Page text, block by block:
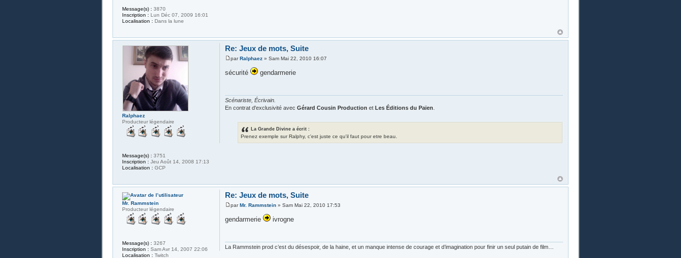
Message(s) : 3870
Inscription : Lun Déc 07, 2009 16:01
Localisation : Dans la lune
Re: Jeux de mots, Suite
parRalphaez» Sam Mai 22, 2010 16:07
sécurité gendarmerie
Scénariste, Écrivain.
En contrat d'exclusivité avec Gérard Cousin Production et Les Éditions du Païen
La Grande Divine a écrit :
Prenez exemple sur Ralphy, c'est juste ce qu'il faut pour etre beau.
Ralphaez
Producteur légendaire
Message(s) : 3751
Inscription : Jeu Août 14, 2008 17:13
Localisation : GCP
Re: Jeux de mots, Suite
parMr. Rammstein» Sam Mai 22, 2010 17:53
gendarmerie ivrogne
La Rammstein prod c’est du désespoir, de la haine, et un manque intense de courage et d’imagination pour finir un seul putain de film…
Mr. Rammstein
Producteur légendaire
Message(s) : 3267
Inscription : Sam Avr 14, 2007 22:06
Localisation : Twitch